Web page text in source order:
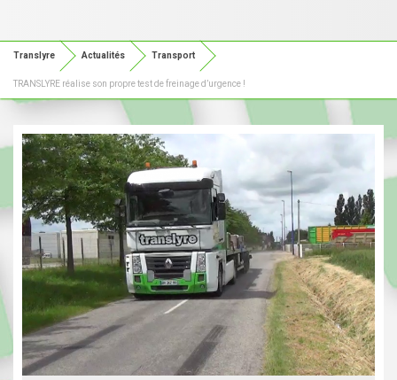
Translyre Actualités Transport
TRANSLYRE réalise son propre test de freinage d’urgence !